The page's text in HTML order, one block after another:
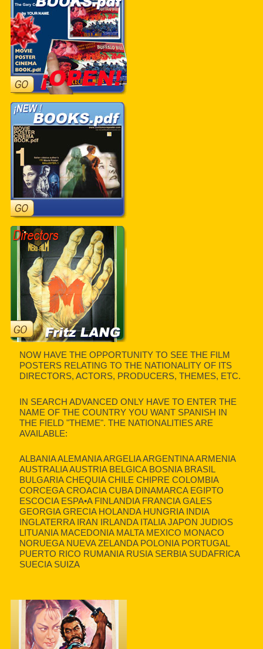
NOW HAVE THE OPPORTUNITY TO SEE THE FILM
POSTERS RELATING TO THE NATIONALITY OF ITS
DIRECTORS, ACTORS, PRODUCERS, THEMES, ETC.
IN SEARCH ADVANCED ONLY HAVE TO ENTER THE
NAME OF THE COUNTRY YOU WANT SPANISH IN
THE FIELD "THEME". THE NATIONALITIES ARE
AVAILABLE:
ALBANIA ALEMANIA ARGELIA ARGENTINA ARMENIA
AUSTRALIA AUSTRIA BELGICA BOSNIA BRASIL
BULGARIA CHEQUIA CHILE CHIPRE COLOMBIA
CORCEGA CROACIA CUBA DINAMARCA EGIPTO
ESCOCIA ESPA•A FINLANDIA FRANCIA GALES
GEORGIA GRECIA HOLANDA HUNGRIA INDIA
INGLATERRA IRAN IRLANDA ITALIA JAPON JUDIOS
LITUANIA MACEDONIA MALTA MEXICO MONACO
NORUEGA NUEVA ZELANDA POLONIA PORTUGAL
PUERTO RICO RUMANIA RUSIA SERBIA SUDAFRICA
SUECIA SUIZA